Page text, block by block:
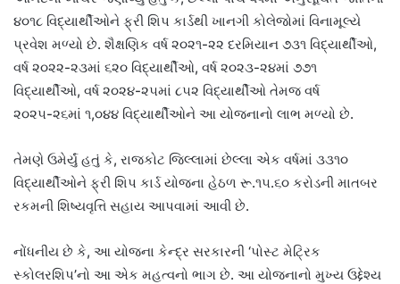
૪૦૧૮ વિદ્યાર્થીઓને ફ્રી શિપ કાર્ડથી ખાનગી કોલેજોમાં વિનામૂલ્યે
પ્રવેશ મળ્યો છે. શૈક્ષણિક વર્ષ ૨૦૨૧-૨૨ દરમિયાન ૭૩૧ વિદ્યાર્થીઓ,
વર્ષ ૨૦૨૨-૨૩માં ૬૨૦ વિદ્યાર્થીઓ, વર્ષ ૨૦૨૩-૨૪માં ૭૭૧
વિદ્યાર્થીઓ, વર્ષ ૨૦૨૪-૨૫માં ૮૫૨ વિદ્યાર્થીઓ તેમજ વર્ષ
૨૦૨૫-૨૬માં ૧,૦૪૪ વિદ્યાર્થીઓને આ યોજનાનો લાભ મળ્યો છે.
તેમણે ઉમેર્યું હતું કે, રાજકોટ જિલ્લામાં છેલ્લા એક વર્ષમાં ૩૩૧૦
વિદ્યાર્થીઓને ફ્રી શિપ કાર્ડ યોજના હેઠળ રૂ.૧૫.૬૦ કરોડની માતબર
રકમની શિષ્યવૃત્તિ સહાય આપવામાં આવી છે.
નોંધનીય છે કે, આ યોજના કેન્દ્ર સરકારની ‘પોસ્ટ મેટ્રિક
સ્કોલરશિપ’નો આ એક મહત્વનો ભાગ છે. આ યોજનાનો મુખ્ય ઉદ્દેશ્ય